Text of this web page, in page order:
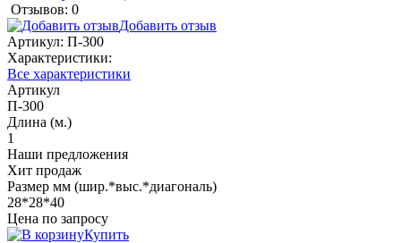
Отзывов: 0
Добавить отзыв
Артикул: П-300
Характеристики:
Все характеристики
Артикул
П-300
Длина (м.)
1
Наши предложения
Хит продаж
Размер мм (шир.*выс.*диагональ)
28*28*40
Цена по запросу
Купить